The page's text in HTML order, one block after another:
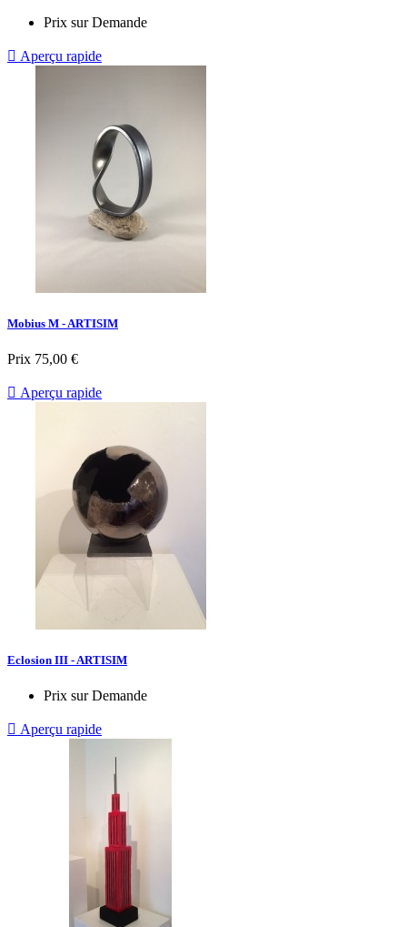
Prix sur Demande
 Aperçu rapide
Mobius M - ARTISIM
Prix 75,00 €
 Aperçu rapide
Eclosion III - ARTISIM
Prix sur Demande
 Aperçu rapide